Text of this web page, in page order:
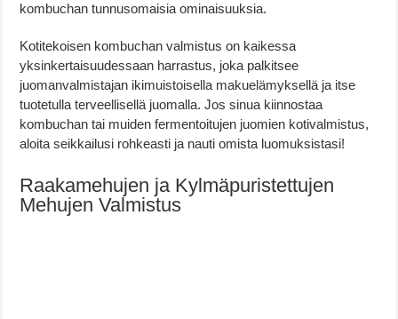
kombuchan tunnusomaisia ominaisuuksia.
Kotitekoisen kombuchan valmistus on kaikessa
yksinkertaisuudessaan harrastus, joka palkitsee
juomanvalmistajan ikimuistoisella makuelämyksellä ja itse
tuotetulla terveellisellä juomalla. Jos sinua kiinnostaa
kombuchan tai muiden fermentoitujen juomien kotivalmistus,
aloita seikkailusi rohkeasti ja nauti omista luomuksistasi!
Raakamehujen ja Kylmäpuristettujen
Mehujen Valmistus